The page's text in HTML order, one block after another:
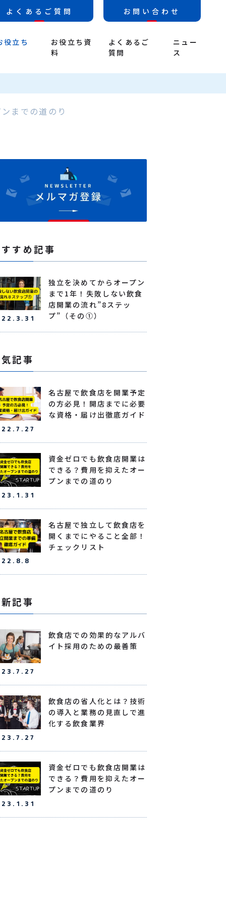
よくあるご質問 お問い合わせ
役立ち
お役立ち資
料
よくあるご
質問
ニュー
ス
までの道のり
すめ記事
独立を決めてからオープン
まで1年！失敗しない飲食
店開業の流れ”8ステッ
プ”（その①）
記事
名古屋で飲食店を開業予定
の方必見！開店までに必要
な資格・届け出徹底ガイド
資金ゼロでも飲食店開業は
できる？費用を抑えたオー
プンまでの道のり
名古屋で独立して飲食店を
開くまでにやること全部！
チェックリスト
記事
飲食店での効果的なアルバ
イト採用のための最善策
飲食店の省人化とは？技術
の導入と業務の見直しで進
化する飲食業界
資金ゼロでも飲食店開業は
できる？費用を抑えたオー
プンまでの道のり